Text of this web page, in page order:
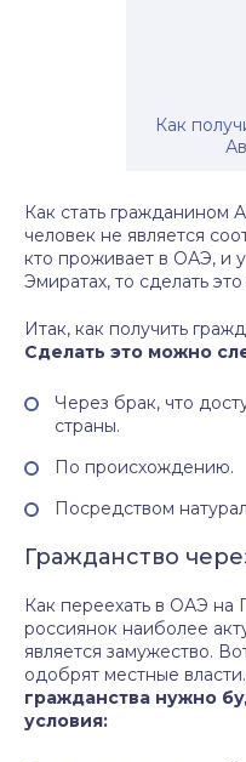
Как
Как стать гражданином
человек не является
кто проживает в ОАЭ, и
Эмиратах, то сделать
Итак, как получить
Сделать это можно
Через брак, что
страны.
По происхождению.
Посредством
Гражданство
Как переехать в ОАЭ
россиянок наиболее
является замужество.
одобрят местные власти.
гражданства нужно
условия: